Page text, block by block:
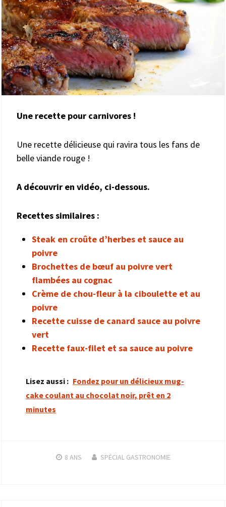
Une recette pour carnivores !
Une recette délicieuse qui ravira tous les fans de
belle viande rouge !
A découvrir en vidéo, ci-dessous.
Recettes similaires :
Steak en croûte d’herbes et sauce au
poivre
Brochettes de bœuf au poivre vert
flambées au cognac
Crème de chou-fleur à la ciboulette et au
poivre
Recette cuisse de canard sauce au poivre
vert
Recette faux-filet et sa sauce au poivre
Lisez aussi : Fondez pour un délicieux mug-
cake coulant au chocolat noir, prêt en 2
minutes
8 ANS SPÉCIAL GASTRONOMIE